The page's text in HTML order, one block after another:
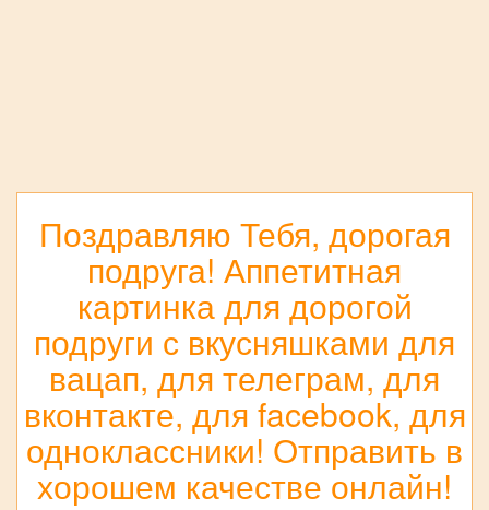
Поздравляю Тебя, дорогая
подруга! Аппетитная
картинка для дорогой
подруги с вкусняшками для
вацап, для телеграм, для
вконтакте, для facebook, для
одноклассники! Отправить в
хорошем качестве онлайн!